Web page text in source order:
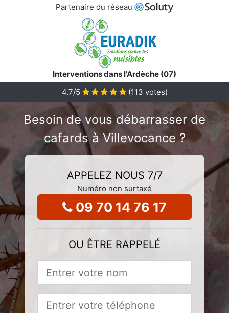
Partenaire du réseau
Interventions dans l'Ardèche (07)
4.7/5 (113 votes)
Besoin de vous débarrasser de
cafards à Villevocance ?
APPELEZ NOUS 7/7
Numéro non surtaxé
09 70 14 76 17
OU ÊTRE RAPPELÉ